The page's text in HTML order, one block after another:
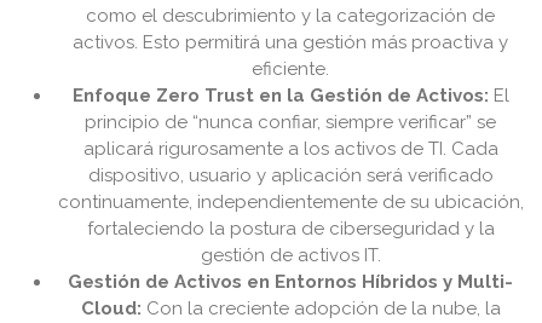
como el descubrimiento y la categorización de
activos. Esto permitirá una gestión más proactiva y
eficiente.
Enfoque Zero Trust en la Gestión de Activos: El
principio de “nunca confiar, siempre verificar” se
aplicará rigurosamente a los activos de TI. Cada
dispositivo, usuario y aplicación será verificado
continuamente, independientemente de su ubicación,
fortaleciendo la postura de ciberseguridad y la
gestión de activos IT.
Gestión de Activos en Entornos Híbridos y Multi-
Cloud: Con la creciente adopción de la nube, la